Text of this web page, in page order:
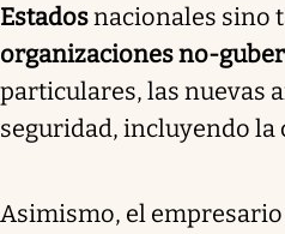
Estadosnacionales sino
organizaciones no-
particulares, las nuevas
seguridad, incluyendo la
Asimismo, el